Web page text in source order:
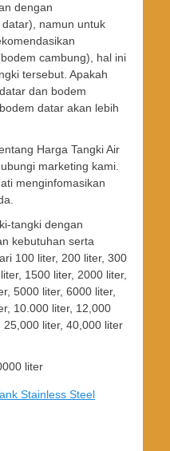
dengan
namun untuk
cambung), hal ini
tersebut. Apakah
dan bodem
datar akan lebih
Harga Tangki Air
marketing kami.
menginfomasikan
tangki dengan
kebutuhan serta
100 liter, 200 liter, 300
1500 liter, 2000 liter,
5000 liter, 6000 liter,
10.000 liter, 12,000
25,000 liter, 40,000 liter
Stainless Steel